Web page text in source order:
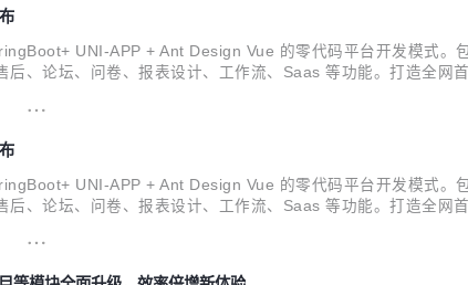
UNI-APP + Ant Design Vue 的零代码平台开发模式
、论坛、问卷、报表设计、工作流、Saas 等功能。打造全网
UNI-APP + Ant Design Vue 的零代码平台开发模式
、论坛、问卷、报表设计、工作流、Saas 等功能。打造全网